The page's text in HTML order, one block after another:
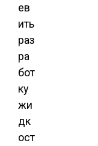
ев
ить
раз
ра
бот
ку
жи
дк
ост